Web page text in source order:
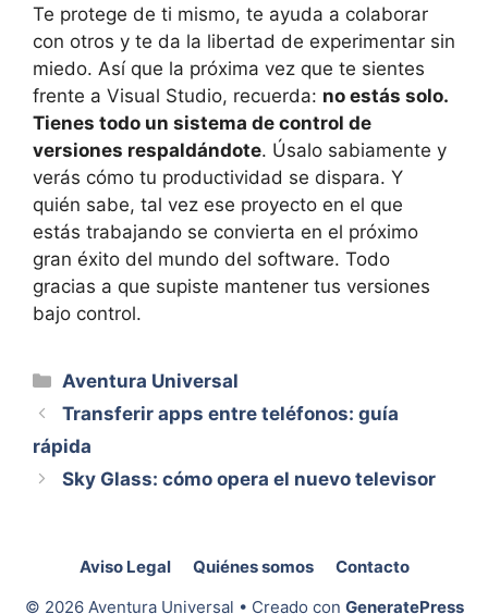
Te protege de ti mismo, te ayuda a colaborar
con otros y te da la libertad de experimentar sin
miedo. Así que la próxima vez que te sientes
frente a Visual Studio, recuerda: no estás solo.
Tienes todo un sistema de control de
versiones respaldándote. Úsalo sabiamente y
verás cómo tu productividad se dispara. Y
quién sabe, tal vez ese proyecto en el que
estás trabajando se convierta en el próximo
gran éxito del mundo del software. Todo
gracias a que supiste mantener tus versiones
bajo control.
Categorías
Aventura Universal
Transferir apps entre teléfonos: guía
rápida
Sky Glass: cómo opera el nuevo televisor
Aviso Legal Quiénes somos
Contacto
© 2026 Aventura Universal • Creado con GeneratePress